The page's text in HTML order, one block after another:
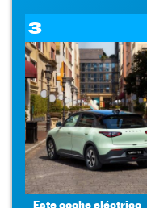
3
Este coche eléctrico